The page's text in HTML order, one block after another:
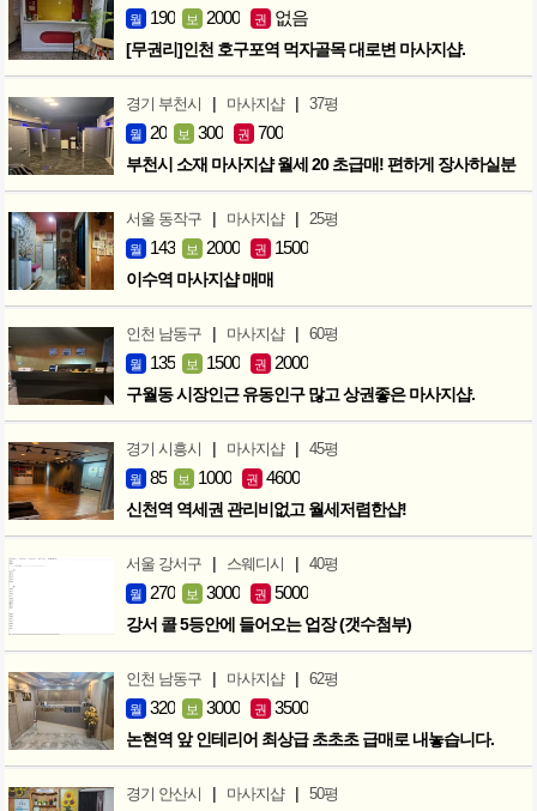
월 190 보 2000 권 없음
[무권리]인천 호구포역 먹자골목 대로변 마사지샵.
경기 부천시 | 마사지샵 | 37평
월 20 보 300 권 700
부천시 소재 마사지샵 월세 20 초급매! 편하게 장사하실분
서울 동작구 | 마사지샵 | 25평
월 143 보 2000 권 1500
이수역 마사지샵 매매
인천 남동구 | 마사지샵 | 60평
월 135 보 1500 권 2000
구월동 시장인근 유동인구 많고 상권좋은 마사지샵.
경기 시흥시 | 마사지샵 | 45평
월 85 보 1000 권 4600
신천역 역세권 관리비없고 월세저렴한샵!
서울 강서구 | 스웨디시 | 40평
월 270 보 3000 권 5000
강서 콜 5등안에 들어오는 업장 (갯수첨부)
인천 남동구 | 마사지샵 | 62평
월 320 보 3000 권 3500
논현역 앞 인테리어 최상급 초초초 급매로 내놓습니다.
경기 안산시 | 마사지샵 | 50평